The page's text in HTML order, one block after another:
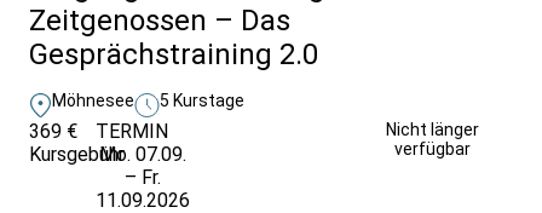
Zeitgenossen – Das
Gesprächstraining 2.0
Möhnesee 5 Kurstage
369 €
Kursgebühr
TERMIN
Mo. 07.09.
– Fr.
11.09.2026
Nicht länger
verfügbar